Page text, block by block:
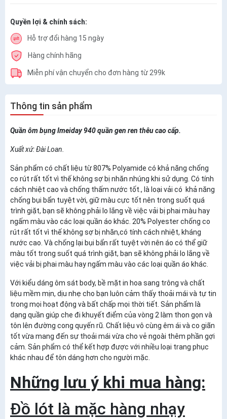
Quyền lợi & chính sách:
Hỗ trợ đổi hàng 15 ngày
Hàng chính hãng
Miễn phí vận chuyển cho đơn hàng từ 299k
Thông tin sản phẩm
Quần ôm bụng Imeiday 940 quần gen ren thêu cao cấp.
Xuất xứ: Đài Loan.
Sản phẩm có chất liệu từ 807% Polyamide có khả năng chống
co rút rất tốt vì thế không sợ bị nhăn nhúng khi sử dụng. Có tính
cách nhiệt cao và chống thấm nước tốt., là loại vải có khả năng
chống bụi bẩn tuyệt vời, giữ màu cực tốt nên trong suốt quá
trình giặt, bạn sẽ không phải lo lắng về việc vải bị phai màu hay
ngấm màu vào các loại quần áo khác. 20% Polyester chống co
rút rất tốt vì thế không sợ bị nhăn,có tính cách nhiệt, kháng
nước cao. Và chống lại bụi bẩn rất tuyệt vời nên áo có thể giữ
màu tốt trong suốt quá trình giặt, bạn sẽ không phải lo lắng về
việc vải bị phai màu hay ngấm màu vào các loại quần áo khác.
Với kiểu dáng ôm sát body, bề mặt in hoa sang trông và chất
liệu mềm mịn, dịu nhẹ cho bạn luôn cảm thấy thoải mái và tự tin
trong mọi hoạt động và bất chấp mọi thời tiết. Sản phẩm là
dạng quần giúp che đi khuyết điểm của vòng 2 làm thon gọn và
tôn lên đường cong quyến rũ. Chất liệu vô cùng êm ái và co giãn
tốt vừa mang đến sự thoải mái vừa cho vẻ ngoài thêm phần gợi
cảm. Sản phẩm có thể kết hợp được với nhiều loại trang phục
khác nhau để tôn dáng hơn cho người mặc.
Những lưu ý khi mua hàng:
Đồ lót là mặc hàng nhạy